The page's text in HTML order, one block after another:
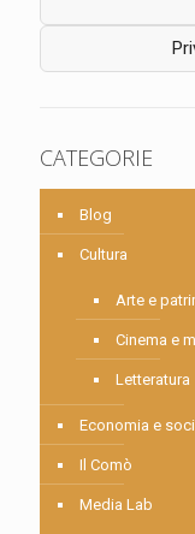
CATEGORIE
Blog
Cultura
Arte e
Cinema e
Letteratura
Economia e
Il Comò
Media Lab